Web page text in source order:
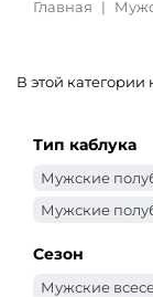
Главная
В этой категории
Тип каблука
Мужские
Мужские
Сезон
Мужские